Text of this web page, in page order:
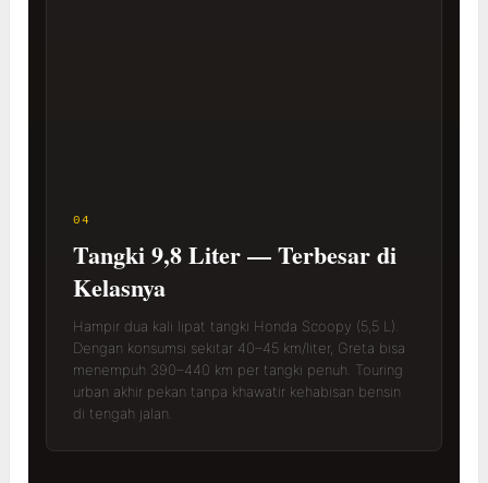
04
Tangki 9,8 Liter — Terbesar di
Kelasnya
Hampir dua kali lipat tangki Honda Scoopy (5,5 L).
Dengan konsumsi sekitar 40–45 km/liter, Greta bisa
menempuh 390–440 km per tangki penuh. Touring
urban akhir pekan tanpa khawatir kehabisan bensin
di tengah jalan.